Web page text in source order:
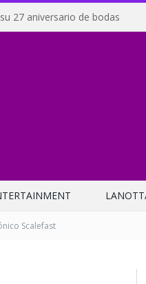
27 aniversario de bodas
Scalefast